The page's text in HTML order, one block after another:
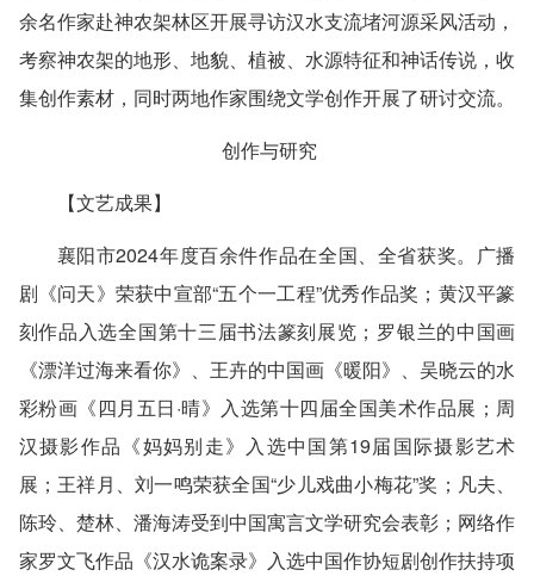
余名作家赴神农架林区开展寻访汉水支流堵河源采风活动，
考察神农架的地形、地貌、植被、水源特征和神话传说，收
集创作素材，同时两地作家围绕文学创作开展了研讨交流。
创作与研究
【文艺成果】
襄阳市2024年度百余件作品在全国、全省获奖。广播
剧《问天》荣获中宣部“五个一工程”优秀作品奖；黄汉平篆
刻作品入选全国第十三届书法篆刻展览；罗银兰的中国画
《漂洋过海来看你》、王卉的中国画《暖阳》、吴晓云的水
彩粉画《四月五日·晴》入选第十四届全国美术作品展；周
汉摄影作品《妈妈别走》入选中国第19届国际摄影艺术
展；王祥月、刘一鸣荣获全国“少儿戏曲小梅花”奖；凡夫、
陈玲、楚林、潘海涛受到中国寓言文学研究会表彰；网络作
家罗文飞作品《汉水诡案录》入选中国作协短剧创作扶持项